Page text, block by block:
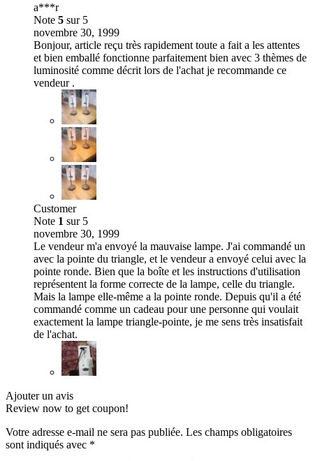
a***r
Note 5 sur 5
novembre 30, 1999
Bonjour, article reçu très rapidement toute a fait a les attentes
et bien emballé fonctionne parfaitement bien avec 3 thèmes de
luminosité comme décrit lors de l'achat je recommande ce
vendeur .
Customer
Note 1 sur 5
novembre 30, 1999
Le vendeur m'a envoyé la mauvaise lampe. J'ai commandé un
avec la pointe du triangle, et le vendeur a envoyé celui avec la
pointe ronde. Bien que la boîte et les instructions d'utilisation
représentent la forme correcte de la lampe, celle du triangle.
Mais la lampe elle-même a la pointe ronde. Depuis qu'il a été
commandé comme un cadeau pour une personne qui voulait
exactement la lampe triangle-pointe, je me sens très insatisfait
de l'achat.
Ajouter un avis
Review now to get coupon!
Votre adresse e-mail ne sera pas publiée. Les champs obligatoires
sont indiqués avec *